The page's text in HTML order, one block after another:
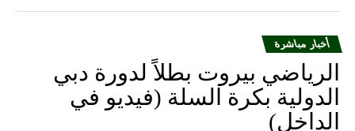
المصرية العظيمة، على ما قدمه المنتخب الوطني لكرة
طموح الجماهير المصرية وأهداف مجلس إدارة الاتحاد
المصري لكرة القدم، الذي قام بالدور المنوط به من تلبية
جميع المتطلبات وتوفير كل السبل الخاصة لإعداد
المنتخب قبل وأثناء البطولة.
أخبار مباشرة
الرياضي بيروت بطلاً لدورة دبي
الدولية بكرة السلة (فيديو في
الداخل)